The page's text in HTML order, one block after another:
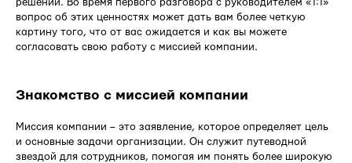
вопрос об этих ценностях может дать вам более четкую
картину того, что от вас ожидается и как вы можете
согласовать свою работу с миссией компании.
Знакомство с миссией компании
Миссия компании – это заявление, которое определяет цель
и основные задачи организации. Он служит путеводной
звездой для сотрудников, помогая им понять более широкую